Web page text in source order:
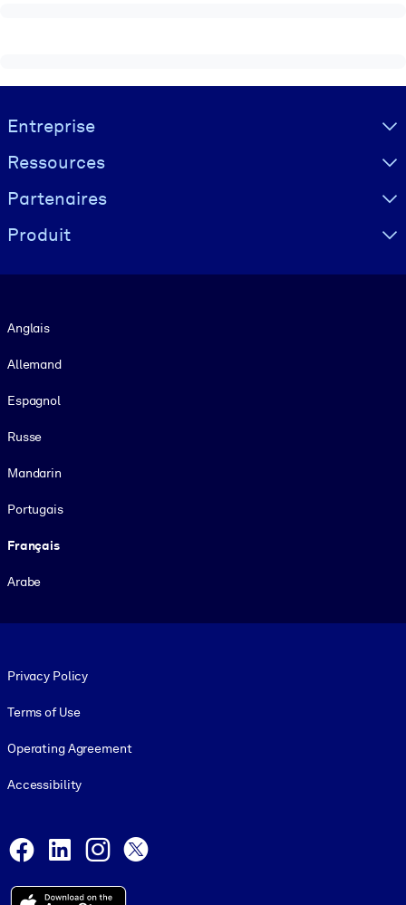
Visually hidden Text
Entreprise
Ressources
Partenaires
Produit
Anglais
Allemand
Espagnol
Russe
Mandarin
Portugais
Français
Arabe
Privacy Policy
Terms of Use
Operating Agreement
Accessibility
Facebook
LinkedInInstagram